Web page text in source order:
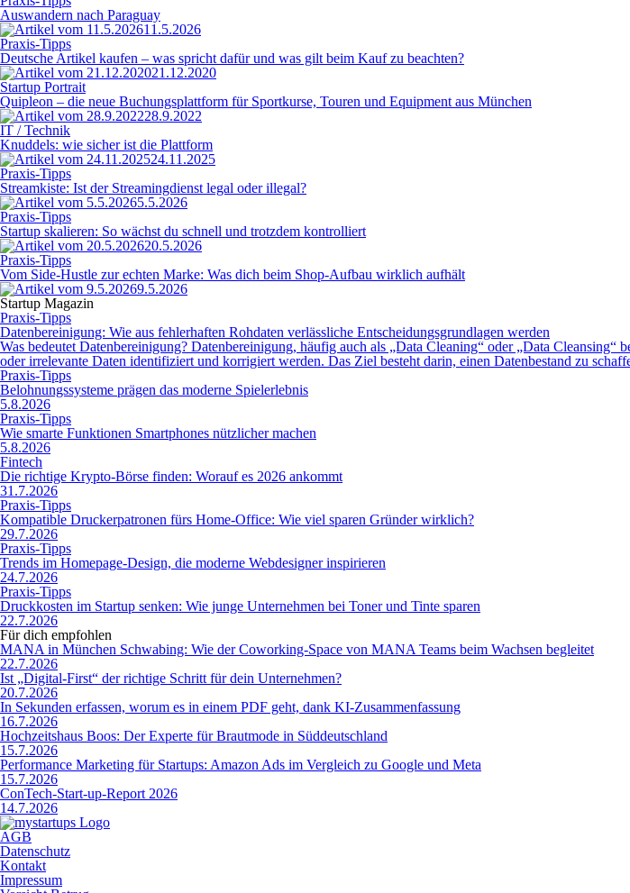
Auswandern nach Paraguay
11.5.2026
Praxis-Tipps
Deutsche Artikel kaufen – was spricht dafür und was gilt beim Kauf zu beachten?
21.12.2020
Startup Portrait
Quipleon – die neue Buchungsplattform für Sportkurse, Touren und Equipment aus München
28.9.2022
IT / Technik
Knuddels: wie sicher ist die Plattform
24.11.2025
Praxis-Tipps
Streamkiste: Ist der Streamingdienst legal oder illegal?
5.5.2026
Praxis-Tipps
Startup skalieren: So wächst du schnell und trotzdem kontrolliert
20.5.2026
Praxis-Tipps
Vom Side-Hustle zur echten Marke: Was dich beim Shop-Aufbau wirklich aufhält
9.5.2026
Startup Magazin
Praxis-Tipps
Datenbereinigung: Wie aus fehlerhaften Rohdaten verlässliche Entscheidungsgrundlagen werden
Was bedeutet Datenbereinigung? Datenbereinigung, häufig auch als „Data Cleaning“ oder „Data
oder irrelevante Daten identifiziert und korrigiert werden. Das Ziel besteht darin, einen Datenbestand zu
Praxis-Tipps
Belohnungssysteme prägen das moderne Spielerlebnis
5.8.2026
Praxis-Tipps
Wie smarte Funktionen Smartphones nützlicher machen
5.8.2026
Fintech
Die richtige Krypto-Börse finden: Worauf es 2026 ankommt
31.7.2026
Praxis-Tipps
Kompatible Druckerpatronen fürs Home-Office: Wie viel sparen Gründer wirklich?
29.7.2026
Praxis-Tipps
Trends im Homepage-Design, die moderne Webdesigner inspirieren
24.7.2026
Praxis-Tipps
Druckkosten im Startup senken: Wie junge Unternehmen bei Toner und Tinte sparen
22.7.2026
Für dich empfohlen
MANA in München Schwabing: Wie der Coworking-Space von MANA Teams beim Wachsen begleitet
22.7.2026
Ist „Digital-First“ der richtige Schritt für dein Unternehmen?
20.7.2026
In Sekunden erfassen, worum es in einem PDF geht, dank KI-Zusammenfassung
16.7.2026
Hochzeitshaus Boos: Der Experte für Brautmode in Süddeutschland
15.7.2026
Performance Marketing für Startups: Amazon Ads im Vergleich zu Google und Meta
15.7.2026
ConTech-Start-up-Report 2026
14.7.2026
AGB
Datenschutz
Kontakt
Impressum